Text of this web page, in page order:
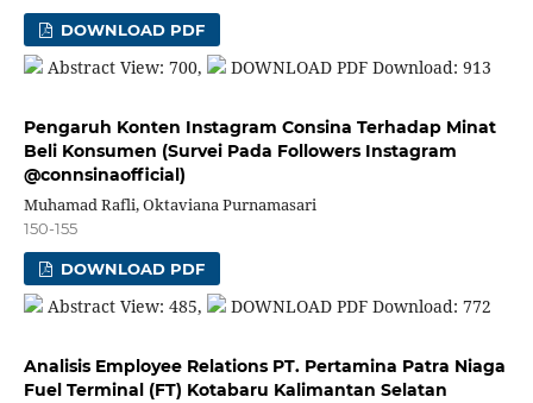
DOWNLOAD PDF
Abstract View: 700, DOWNLOAD PDF Download: 913
Pengaruh Konten Instagram Consina Terhadap Minat
Beli Konsumen (Survei Pada Followers Instagram
@connsinaofficial)
Muhamad Rafli, Oktaviana Purnamasari
150-155
DOWNLOAD PDF
Abstract View: 485, DOWNLOAD PDF Download: 772
Analisis Employee Relations PT. Pertamina Patra Niaga
Fuel Terminal (FT) Kotabaru Kalimantan Selatan